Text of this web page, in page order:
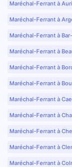
Maréchal-Ferrant à
Maréchal-Ferrant à
Maréchal-Ferrant à
Maréchal-Ferrant à
Maréchal-Ferrant à
Maréchal-Ferrant à
Maréchal-Ferrant à
Maréchal-Ferrant à
Maréchal-Ferrant à
Maréchal-Ferrant à
Maréchal-Ferrant à